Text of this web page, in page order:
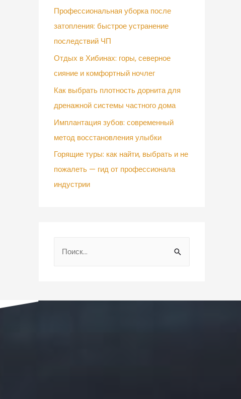
Профессиональная уборка после
затопления: быстрое устранение
последствий ЧП
Отдых в Хибинах: горы, северное
сияние и комфортный ночлег
Как выбрать плотность дорнита для
дренажной системы частного дома
Имплантация зубов: современный
метод восстановления улыбки
Горящие туры: как найти, выбрать и не
пожалеть — гид от профессионала
индустрии